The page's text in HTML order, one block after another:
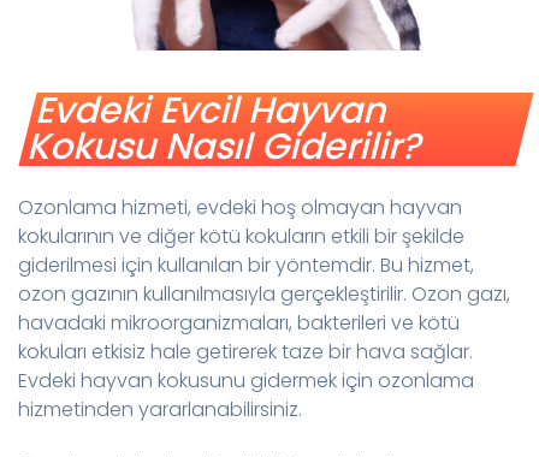
Evdeki Evcil Hayvan
Kokusu Nasıl Giderilir?
Ozonlama hizmeti, evdeki hoş olmayan hayvan
kokularının ve diğer kötü kokuların etkili bir şekilde
giderilmesi için kullanılan bir yöntemdir. Bu hizmet,
ozon gazının kullanılmasıyla gerçekleştirilir. Ozon gazı,
havadaki mikroorganizmaları, bakterileri ve kötü
kokuları etkisiz hale getirerek taze bir hava sağlar.
Evdeki hayvan kokusunu gidermek için ozonlama
hizmetinden yararlanabilirsiniz.